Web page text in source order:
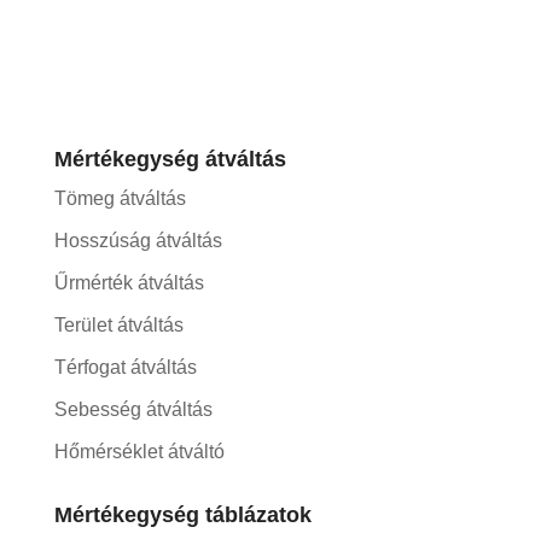
Mértékegység átváltás
Tömeg átváltás
Hosszúság átváltás
Űrmérték átváltás
Terület átváltás
Térfogat átváltás
Sebesség átváltás
Hőmérséklet átváltó
Mértékegység táblázatok